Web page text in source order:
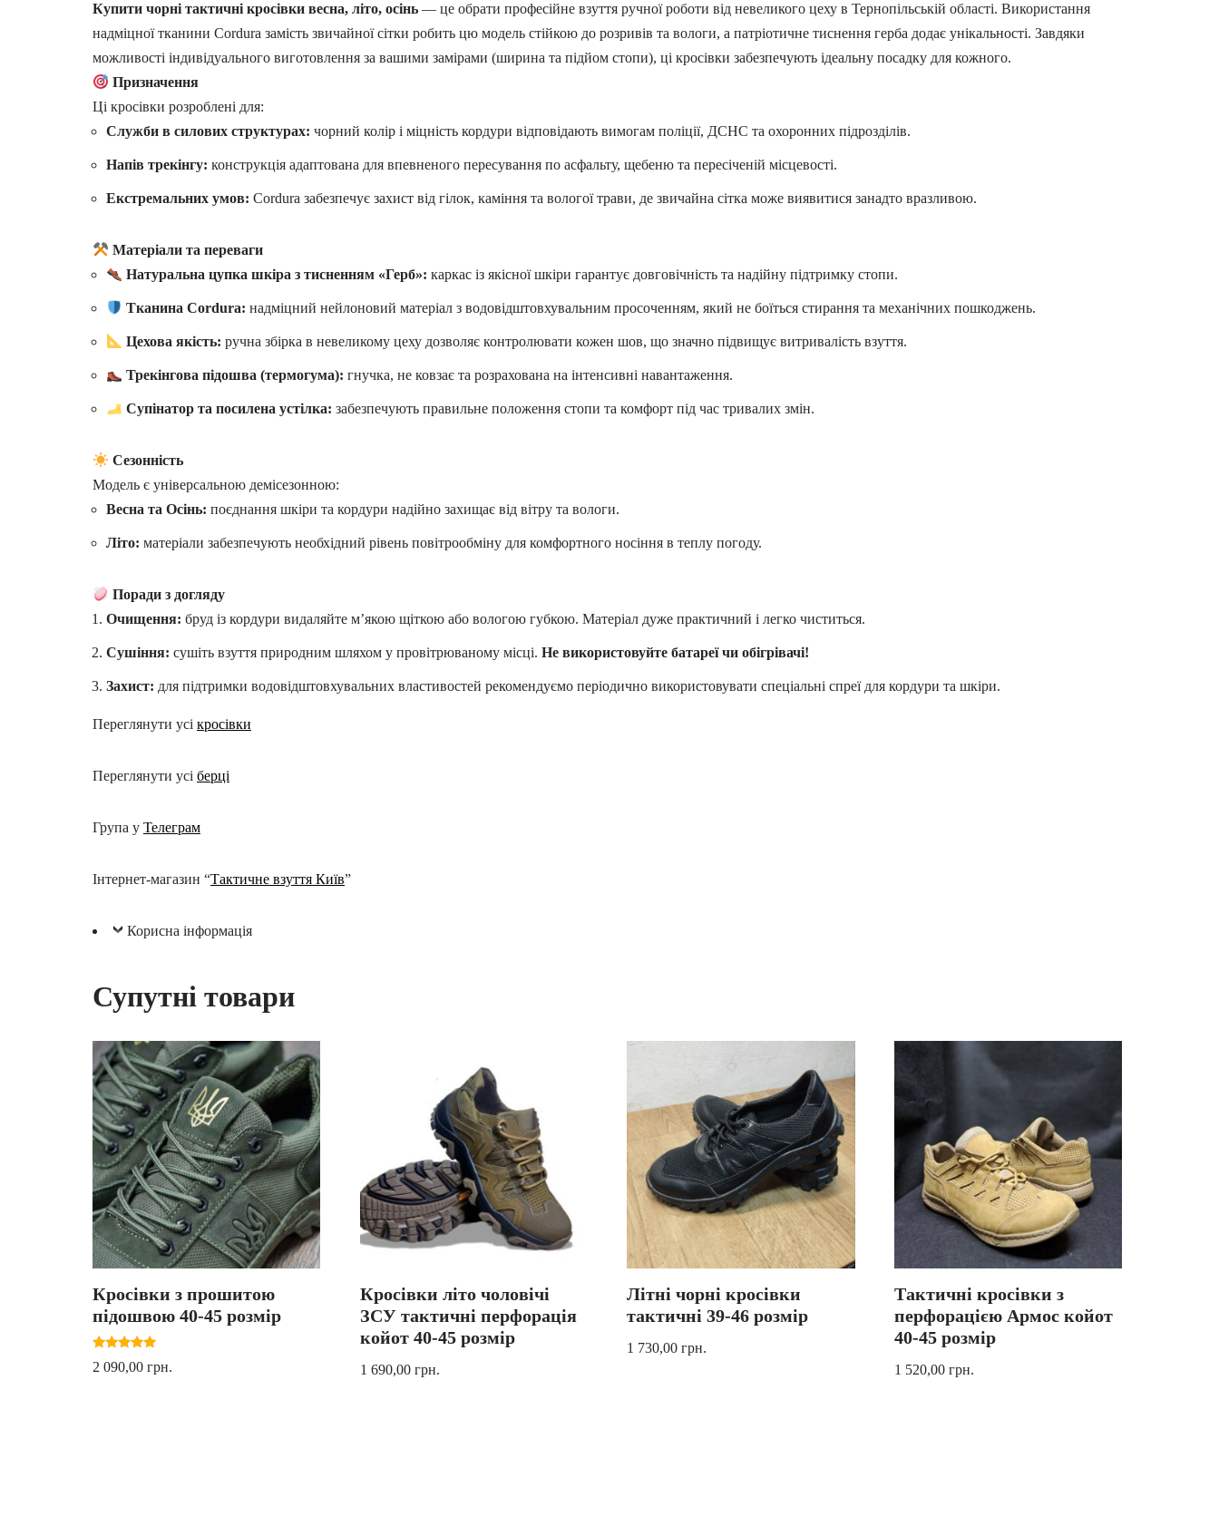
Купити чорні тактичні кросівки весна, літо, осінь — це обрати професійне взуття ручної роботи від невеликого цеху в Тернопільській області. Використання
надміцної тканини Cordura замість звичайної сітки робить цю модель стійкою до розривів та вологи, а патріотичне тиснення герба додає унікальності. Завдяки
можливості індивідуального виготовлення за вашими замірами (ширина та підйом стопи), ці кросівки забезпечують ідеальну посадку для кожного.
Призначення
Ці кросівки розроблені для:
Служби в силових структурах: чорний колір і міцність кордури відповідають вимогам поліції, ДСНС та охоронних підрозділів.
Напів трекінгу: конструкція адаптована для впевненого пересування по асфальту, щебеню та пересіченій місцевості.
Екстремальних умов: Cordura забезпечує захист від гілок, каміння та вологої трави, де звичайна сітка може виявитися занадто вразливою.
Матеріали та переваги
Натуральна цупка шкіра з тисненням «Герб»: каркас із якісної шкіри гарантує довговічність та надійну підтримку стопи.
Тканина Cordura: надміцний нейлоновий матеріал з водовідштовхувальним просоченням, який не боїться стирання та механічних пошкоджень.
Цехова якість: ручна збірка в невеликому цеху дозволяє контролювати кожен шов, що значно підвищує витривалість взуття.
Трекінгова підошва (термогума): гнучка, не ковзає та розрахована на інтенсивні навантаження.
Супінатор та посилена устілка: забезпечують правильне положення стопи та комфорт під час тривалих змін.
Сезонність
Модель є універсальною демісезонною:
Весна та Осінь: поєднання шкіри та кордури надійно захищає від вітру та вологи.
Літо: матеріали забезпечують необхідний рівень повітрообміну для комфортного носіння в теплу погоду.
Поради з догляду
Очищення: бруд із кордури видаляйте м’якою щіткою або вологою губкою. Матеріал дуже практичний і легко чиститься.
Сушіння: сушіть взуття природним шляхом у провітрюваному місці. Не використовуйте батареї чи обігрівачі!
Захист: для підтримки водовідштовхувальних властивостей рекомендуємо періодично використовувати спеціальні спреї для кордури та шкіри.
Переглянути усі кросівки
Переглянути усі берці
Група у Телеграм
Інтернет-магазин “Тактичне взуття Київ”
Корисна інформація
Супутні товари
Кросівки з прошитою
підошвою 40-45 розмір
Оцінено в
5.00
2 090,00 грн.
Кросівки літо чоловічі
ЗСУ тактичні перфорація
койот 40-45 розмір
1 690,00 грн.
Літні чорні кросівки
тактичні 39-46 розмір
1 730,00грн.
Тактичні кросівки з
перфорацією Армос койот
40-45 розмір
1 520,00грн.